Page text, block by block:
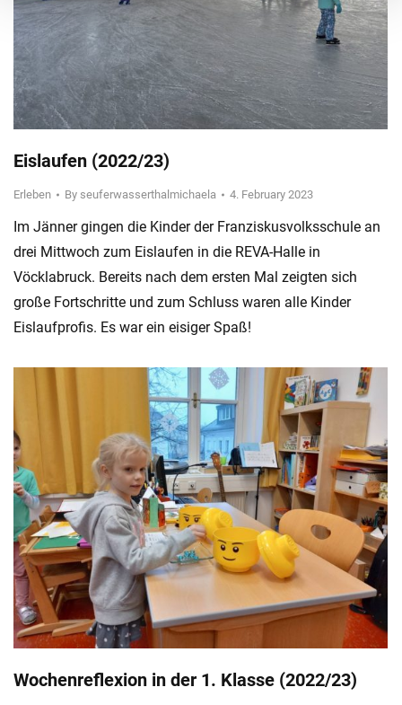
Eislaufen (2022/23)
Erleben By seuferwasserthalmichaela 4. February 2023
Im Jänner gingen die Kinder der Franziskusvolksschule an
drei Mittwoch zum Eislaufen in die REVA-Halle in
Vöcklabruck. Bereits nach dem ersten Mal zeigten sich
große Fortschritte und zum Schluss waren alle Kinder
Eislaufprofis. Es war ein eisiger Spaß!
Wochenreflexion in der 1. Klasse (2022/23)